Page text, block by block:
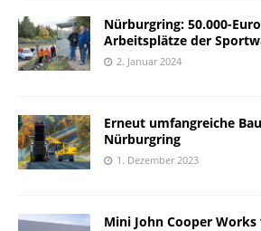
Nürburgring: 50.000-
Arbeitsplätze der
2. Januar 2024
Erneut umfangreiche
Nürburgring
1. Dezember 2023
Mini John Cooper